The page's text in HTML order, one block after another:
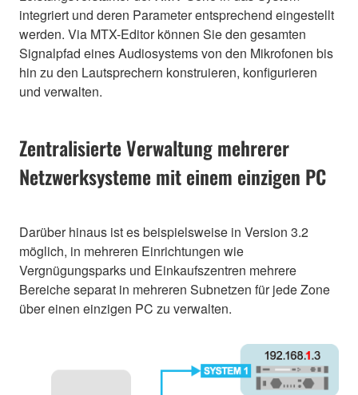
integriert und deren Parameter entsprechend eingestellt
werden. Via MTX-Editor können Sie den gesamten
Signalpfad eines Audiosystems von den Mikrofonen bis
hin zu den Lautsprechern konstruieren, konfigurieren
und verwalten.
Zentralisierte Verwaltung mehrerer
Netzwerksysteme mit einem einzigen PC
Darüber hinaus ist es beispielsweise in Version 3.2
möglich, in mehreren Einrichtungen wie
Vergnügungsparks und Einkaufszentren mehrere
Bereiche separat in mehreren Subnetzen für jede Zone
über einen einzigen PC zu verwalten.